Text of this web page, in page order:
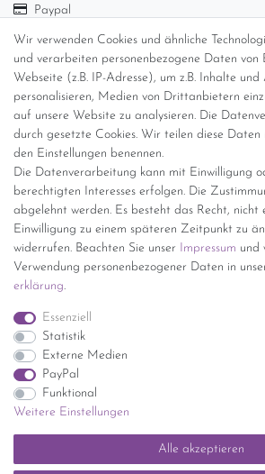
Wir verwenden Cookies und ähnliche
und verarbeiten personenbezogene Daten von
Webseite (z.B. IP-Adresse), um z.B. Inhalte und
personalisieren, Medien von Drittanbietern
auf unsere Website zu analysieren. Die
durch gesetzte Cookies. Wir teilen diese
den Einstellungen benennen.
Die Datenverarbeitung kann mit Einwilligung
berechtigten Interesses erfolgen. Die
abgelehnt werden. Es besteht das Recht, nicht
Einwilligung zu einem späteren Zeitpunkt zu
widerrufen. Beachten Sie unser Impressum und
Verwendung personenbezogener Daten in
erklärung.
Essenziell
Statistik
Externe Medien
PayPal
Funktional
Weitere Einstellungen
Alle akzeptieren
Paypal
Versandinformationen
Versand per GLS (6,90 Euro) oder DHL (8,49
(innerhalb Deutschlands)
kostenfreie Lieferung ab 150 Euro Warenwert
Deutschlands)
Übersicht Internationale Versandkosten
Wir kaufen an
Sie haben zuviel Porzellan im Schrank? Gerne
Einfach unverbindliches Angebot anfordern.
*Endpreis inkl. MwSt. (Dieser Artikel
UStG der Differenzbesteuerung, ein
Mehrwertsteuer auf der Rechnung
Impressum Daten­schutz­erklärung